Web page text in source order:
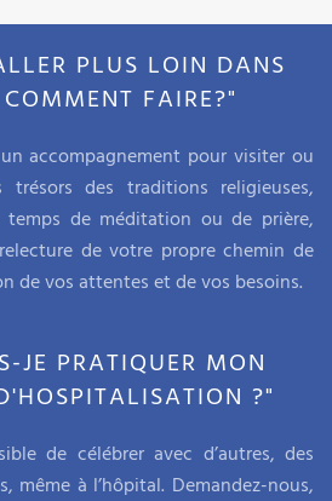
PLUS LOIN DANS
FAIRE?"
accompagnement pour visiter ou
trésors des traditions religieuses,
temps de méditation ou de prière,
de votre propre chemin de
de vos attentes et de vos besoins.
JE PRATIQUER MON
?"
de célébrer avec d’autres, des
même à l’hôpital. Demandez-nous,